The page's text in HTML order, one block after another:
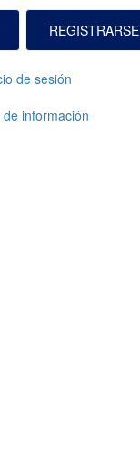
REGISTRARSE
de sesión
información